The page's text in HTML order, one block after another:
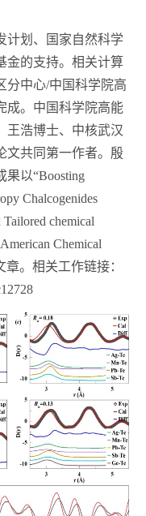
计划、国家自然科学
金的支持。相关计算
分中心/中国科学院高
成。中国科学院高能
王浩博士、中核武汉
文共同第一作者。殷
果以“Boosting
Chalcogenides
chemical
Chemical
。相关工作链接：